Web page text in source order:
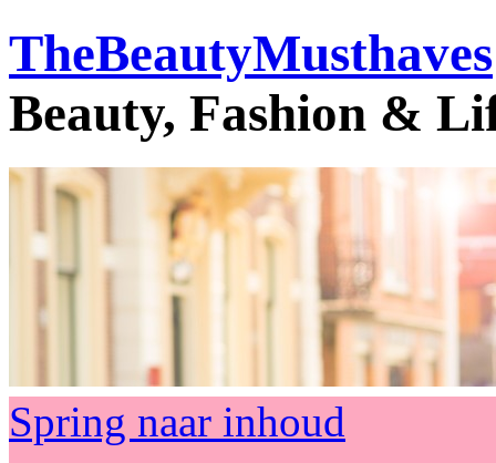
TheBeautyMusthaves
Beauty, Fashion &
Spring naar inhoud